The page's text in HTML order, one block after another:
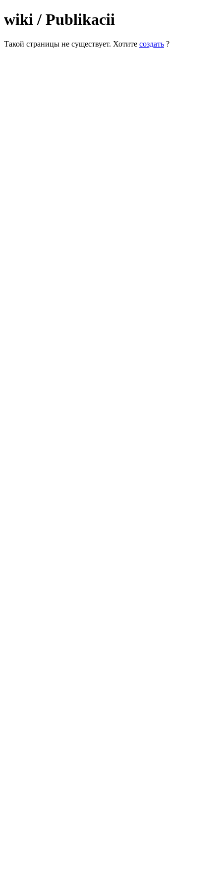
wiki / Publikacii
Такой страницы не существует. Хотите создать ?